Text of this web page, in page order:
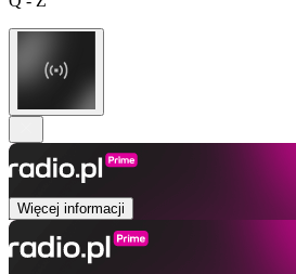
Więcej informacji